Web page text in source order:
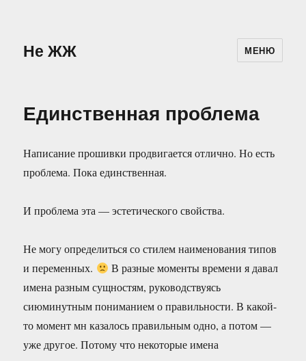
Не ЖЖ МЕНЮ
Единственная проблема
Написание прошивки продвигается отлично. Но есть
проблема. Пока единственная.
И проблема эта — эстетического свойства.
Не могу определиться со стилем наименования типов
и переменных.
В разные моменты времени я давал
имена разным сущностям, руководствуясь
сиюминутным пониманием о правильности. В какой-
то момент мн казалось правильным одно, а потом —
уже другое. Потому что некоторые имена